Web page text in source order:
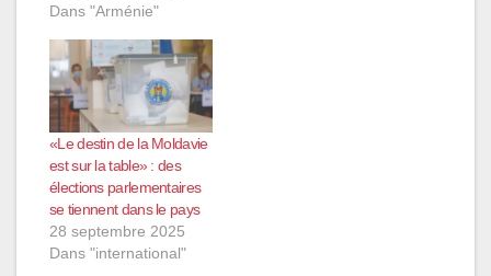
Dans "Arménie"
«Le destin de la Moldavie
est sur la table» : des
élections parlementaires
se tiennent dans le pays
28 septembre 2025
Dans "international"